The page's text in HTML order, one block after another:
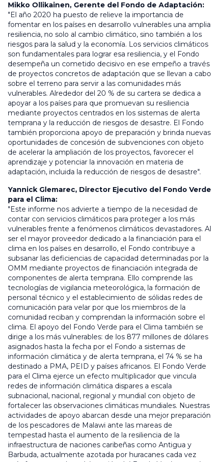
Mikko Ollikainen, Gerente del Fondo de Adaptación:
"El año 2020 ha puesto de relieve la importancia de
fomentar en los países en desarrollo vulnerables una amplia
resiliencia, no solo al cambio climático, sino también a los
riesgos para la salud y la economía. Los servicios climáticos
son fundamentales para lograr esa resiliencia, y el Fondo
desempeña un cometido decisivo en ese empeño a través
de proyectos concretos de adaptación que se llevan a cabo
sobre el terreno para servir a las comunidades más
vulnerables. Alrededor del 20 % de su cartera se dedica a
apoyar a los países para que promuevan su resiliencia
mediante proyectos centrados en los sistemas de alerta
temprana y la reducción de riesgos de desastre. El Fondo
también proporciona apoyo de preparación y brinda nuevas
oportunidades de concesión de subvenciones con objeto
de acelerar la ampliación de los proyectos, favorecer el
aprendizaje y potenciar la innovación en materia de
adaptación, incluida la reducción de riesgos de desastre".
Yannick Glemarec, Director Ejecutivo del Fondo Verde
para el Clima:
"Este informe nos advierte a tiempo de la necesidad de
contar con servicios climáticos para proteger a los más
vulnerables frente a fenómenos climáticos devastadores. Al
ser el mayor proveedor dedicado a la financiación para el
clima en los países en desarrollo, el Fondo contribuye a
subsanar las deficiencias de capacidad determinadas por la
OMM mediante proyectos de financiación integrada de
componentes de alerta temprana. Ello comprende las
tecnologías de vigilancia meteorológica, la formación de
personal técnico y el establecimiento de sólidas redes de
comunicación para velar por que los miembros de la
comunidad reciban y comprendan la información sobre el
clima. El apoyo del Fondo Verde para el Clima también se
dirige a los más vulnerables: de los 877 millones de dólares
asignados hasta la fecha por el Fondo a sistemas de
información climática y de alerta temprana, el 74 % se ha
destinado a PMA, PEID y países africanos. El Fondo Verde
para el Clima ejerce un efecto multiplicador que vincula
redes de información climática dispares a escala
subnacional, nacional, regional y mundial con objeto de
fortalecer las observaciones climáticas mundiales. Nuestras
actividades de apoyo abarcan desde una mejor preparación
de los pescadores de Malawi ante las mareas de
tempestad hasta el aumento de la resiliencia de la
infraestructura de naciones caribeñas como Antigua y
Barbuda, actualmente azotada por huracanes cada vez